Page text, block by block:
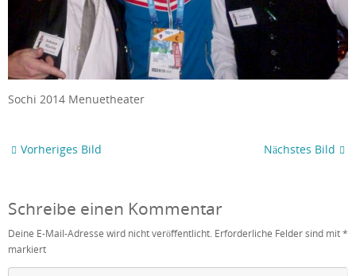
Sochi 2014 Menuetheater
Vorheriges Bild Nächstes Bild
Schreibe einen Kommentar
Deine E-Mail-Adresse wird nicht veröffentlicht. Erforderliche Felder sind mit*
markiert